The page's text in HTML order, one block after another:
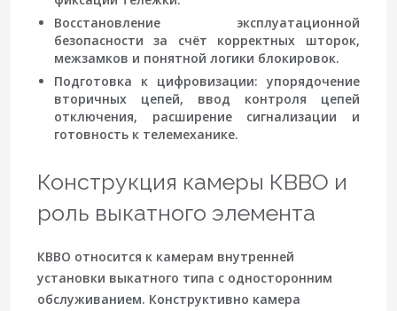
Восстановление эксплуатационной
безопасности за счёт корректных шторок,
межзамков и понятной логики блокировок.
Подготовка к цифровизации: упорядочение
вторичных цепей, ввод контроля цепей
отключения, расширение сигнализации и
готовность к телемеханике.
Конструкция камеры КВВО и
роль выкатного элемента
КВВО относится к камерам внутренней
установки выкатного типа с односторонним
обслуживанием. Конструктивно камера